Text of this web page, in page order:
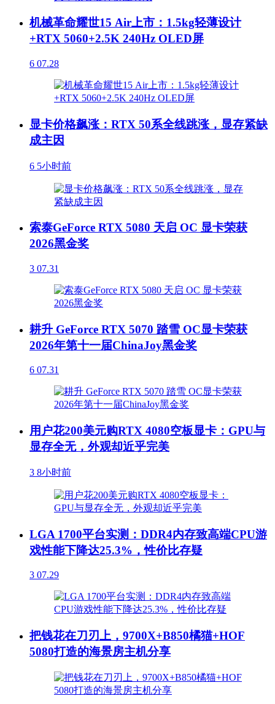
机械革命耀世15 Air上市：1.5kg轻薄设计
+RTX 5060+2.5K 240Hz OLED屏
6 07.28
显卡价格飙涨：RTX 50系全线跳涨，显存紧缺
成主因
6 5小时前
索泰GeForce RTX 5080 天启 OC 显卡荣获
2026黑金奖
3 07.31
耕升 GeForce RTX 5070 踏雪 OC显卡荣获
2026年第十一届ChinaJoy黑金奖
6 07.31
用户花200美元购RTX 4080空板显卡：GPU与
显存全无，外观却近乎完美
3 8小时前
LGA 1700平台实测：DDR4内存致高端CPU游
戏性能下降达25.3%，性价比存疑
3 07.29
把钱花在刀刃上，9700X+B850橘猫+HOF
5080打造的海景房主机分享